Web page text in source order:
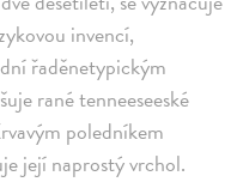
invencí,
řaděnetypickým
rané tenneeseeské
poledníkem
její naprostý vrchol.